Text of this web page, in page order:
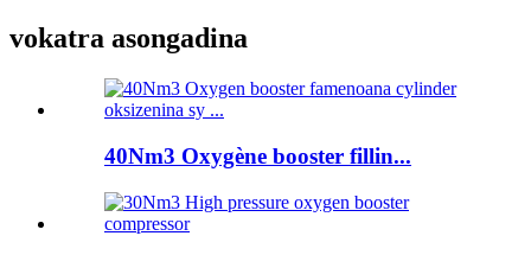
vokatra asongadina
40Nm3 Oxygène booster fillin...